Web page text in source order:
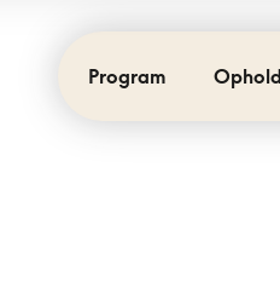
Program Ophold